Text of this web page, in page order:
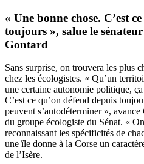
« Une bonne chose. C’est
toujours », salue le
Gontard
Sans surprise, on trouvera les plus
chez les écologistes. « Qu’un
une certaine autonomie politique,
C’est ce qu’on défend depuis
peuvent s’autodéterminer »,
du groupe écologiste du Sénat. «
reconnaissant les spécificités de
une île donne à la Corse un
de l’Isère.